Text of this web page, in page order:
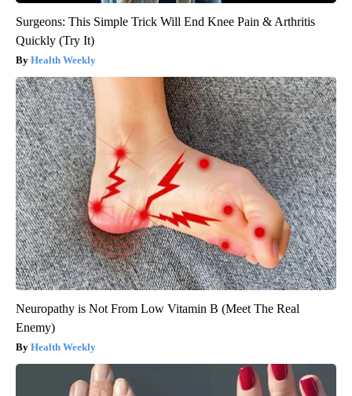
Surgeons: This Simple Trick Will End Knee Pain & Arthritis
Quickly (Try It)
Health Weekly
Neuropathy is Not From Low Vitamin B (Meet The Real
Enemy)
Health Weekly